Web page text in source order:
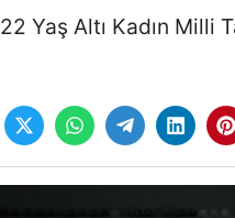
22 Yaş Altı Kadın Milli